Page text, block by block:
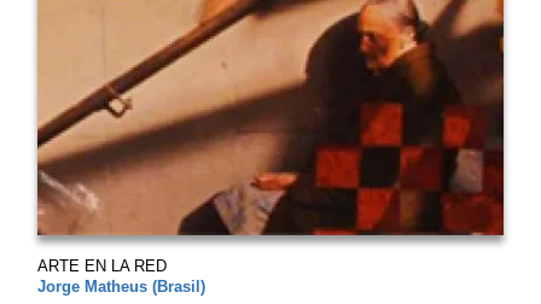
ARTE EN LA RED
Jorge Matheus (Brasil)